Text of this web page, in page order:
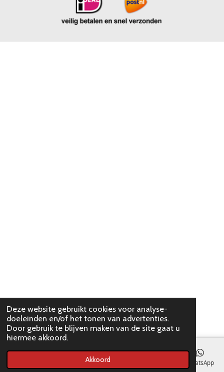
Deze website gebruikt cookies voor analyse-
doeleinden en/of het tonen van advertenties.
Door gebruik te blijven maken van de site gaat u
hiermee akkoord.
Akkoord
E-mailadres WhatsApp